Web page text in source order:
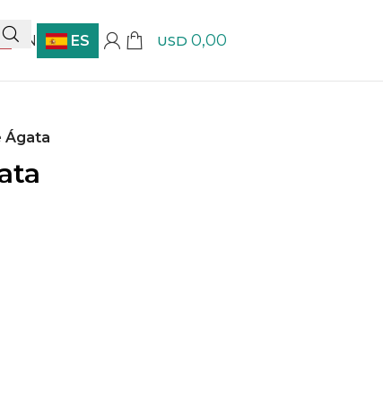
EN ES USD 0,00
Ágata